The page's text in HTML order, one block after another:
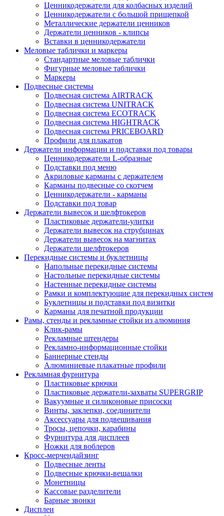
Ценникодержатели для колбасных изделий
Ценникодержатели с большой прищепкой
Металлические держатели ценников
Держатели ценников - клипсы
Вставки в ценникодержатели
Меловые таблички и маркеры
Стандартные меловые таблички
Фигурные меловые таблички
Маркеры
Подвесные системы
Подвесная система AIRTRACK
Подвесная система UNITRACK
Подвесная система ECOTRACK
Подвесная система HIGHTRACK
Подвесная система PRICEBOARD
Профили для плакатов
Держатели информации и подставки под товары
Ценникодержатели L-образные
Подставки под меню
Акриловые карманы с держателем
Карманы подвесные со скотчем
Ценникодержатели - карманы
Подставки под товар
Держатели вывесок и шелфтокеров
Пластиковые держатели-улитки
Держатели вывесок на струбцинах
Держатели вывесок на магнитах
Держатели шелфтокеров
Перекидные системы и буклетницы
Напольные перекидные системы
Настольные перекидные системы
Настенные перекидные системы
Рамки и комплектующие для перекидных систем
Буклетницы и подставки под визитки
Карманы для печатной продукции
Рамы, стенды и рекламные стойки из алюминия
Клик-рамы
Рекламные штендеры
Рекламно-информационные стойки
Баннерные стенды
Алюминиевые плакатные профили
Рекламная фурнитура
Пластиковые крючки
Пластиковые держатели-захваты SUPERGRIP
Вакуумные и силиконовые присоски
Винты, заклепки, соединители
Аксессуары для подвешивания
Тросы, цепочки, карабины
Фурнитура для дисплеев
Ножки для воблеров
Кросс-мерчендайзинг
Подвесные ленты
Подвесные крючки-вешалки
Монетницы
Кассовые разделители
Барные звонки
Дисплеи